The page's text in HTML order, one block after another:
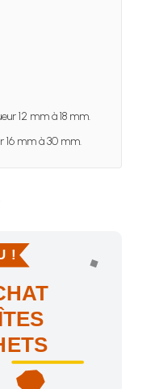
12 mm à 18 mm.
16 mm à 30 mm.